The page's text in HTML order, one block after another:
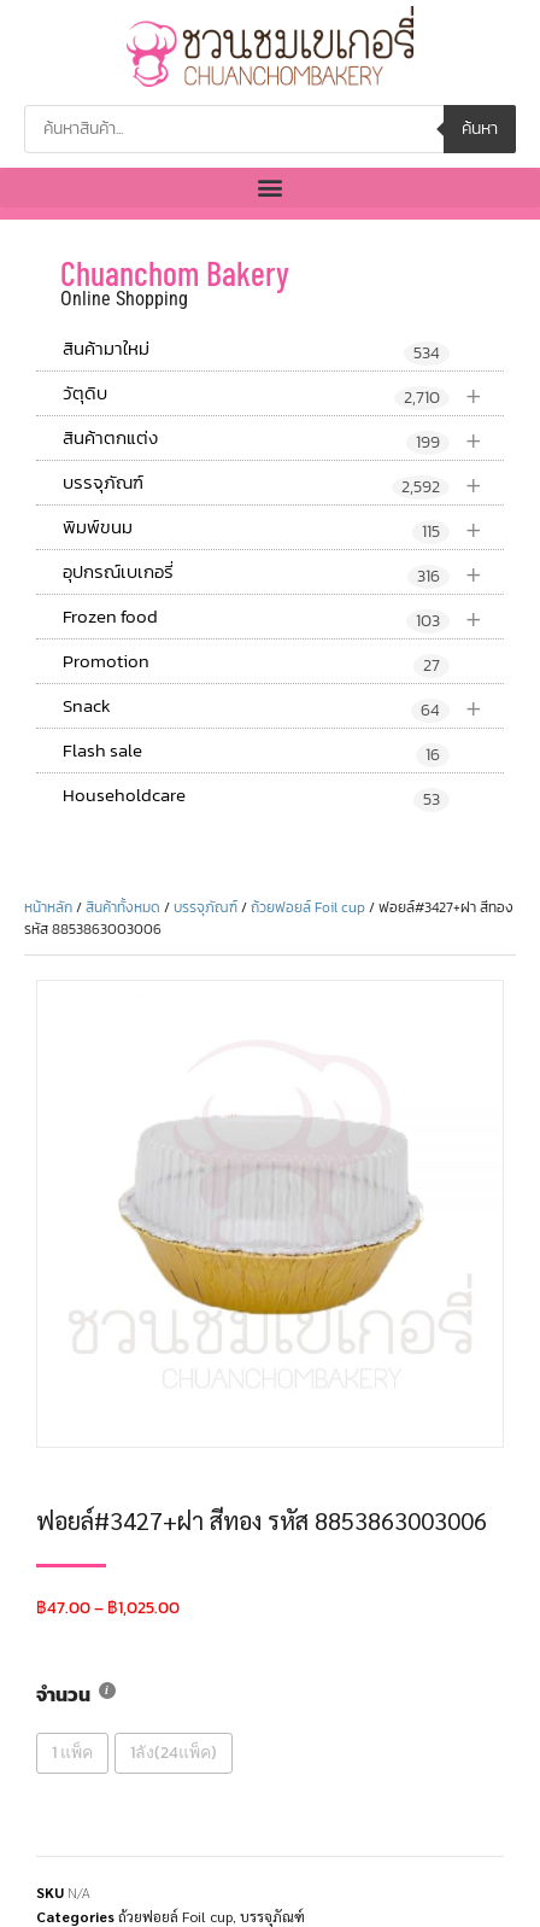
ค้นหา
Chuanchom Bakery
Online Shopping
สินค้ามาใหม่ 534
+
วัตุดิบ 2,710
+
สินค้าตกแต่ง 199
+
บรรจุภัณฑ์ 2,592
+
พิมพ์ขนม 115
+
อุปกรณ์เบเกอรี่ 316
+
Frozen food 103
Promotion 27
+
Snack 64
Flash sale 16
Householdcare 53
หน้าหลัก/สินค้าทั้งหมด /บรรจุภัณฑ์/ถ้วยฟอยล์ Foil cup/ ฟอยล์#3427+ฝา สีทอง
รหัส 8853863003006
ฟอยล์#3427+ฝา สีทอง รหัส 8853863003006
฿47.00–฿1,025.00
จำนวน
1 แพ็ค 1ลัง(24แพ็ค)
SKU N/A
Categoriesถ้วยฟอยล์ Foil cup บรรจุภัณฑ์